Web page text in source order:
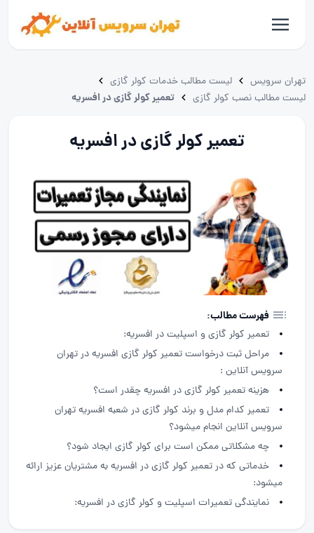
تهران سرویس
لیست مطالب خدمات کولر گازی
لیست مطالب نصب کولر گازی
تعمیر کولر گازی در افسریه
تعمیر کولر گازی در افسریه
فهرست مطالب:
تعمیر کولر گازی و اسپلیت در افسریه:
مراحل ثبت درخواست تعمیر کولر گازی افسریه در تهران
سرویس آنلاین :
هزینه تعمیر کولر گازی در افسریه چقدر است؟
تعمیر کدام مدل و برند کولر گازی در شعبه افسریه تهران
سرویس آنلاین انجام میشود؟
چه مشکلاتی ممکن است برای کولر گازی ایجاد شود؟
خدماتی که در تعمیر کولر گازی در افسریه به مشتریان عزیز ارائه
میشود:
نمایندگی تعمیرات اسپلیت و کولر گازی در افسریه: